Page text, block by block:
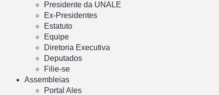
Presidente da UNALE
Ex-Presidentes
Estatuto
Equipe
Diretoria Executiva
Deputados
Filie-se
Assembleias
Portal Ales